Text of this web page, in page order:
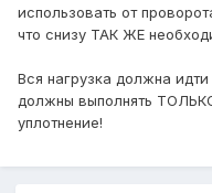
использовать от
что снизу ТАК ЖЕ
Вся нагрузка должна
должны выполнять
уплотнение!